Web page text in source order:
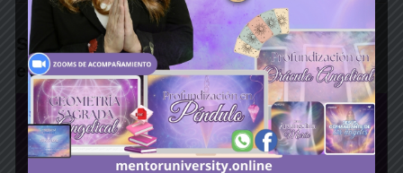
Seminario de protección y limpieza
energética con arcángeles